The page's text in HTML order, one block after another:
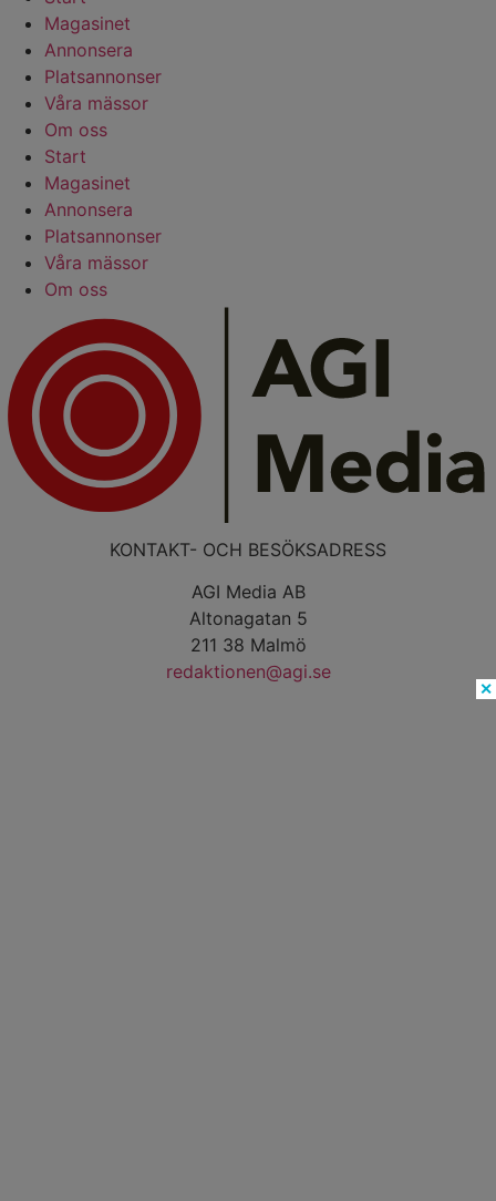
Magasinet
Annonsera
Platsannonser
Våra mässor
Om oss
Start
Magasinet
Annonsera
Platsannonser
Våra mässor
Om oss
KONTAKT- OCH BESÖKSADRESS
AGI Media AB
Altonagatan 5
211 38 Malmö
redaktionen@agi.se
✕